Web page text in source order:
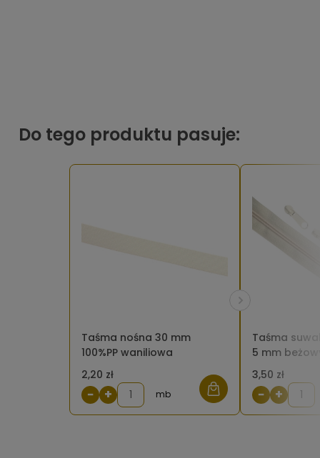
Do tego produktu pasuje:
Taśma nośna 30 mm
100%PP waniliowa
2,20 zł
− + mb
Taśma
5 mm
3,50 zł
− +